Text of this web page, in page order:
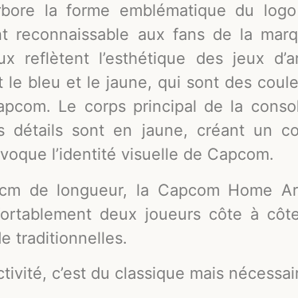
la forme emblématique du
reconnaissable aux fans de la
reflètent l’esthétique des jeux
le bleu et le jaune, qui sont des
Le corps principal de la
détails sont en jaune, créant un
l’identité visuelle de Capcom.
de longueur, la Capcom Home
deux joueurs côte à
traditionnelles.
c’est du classique mais